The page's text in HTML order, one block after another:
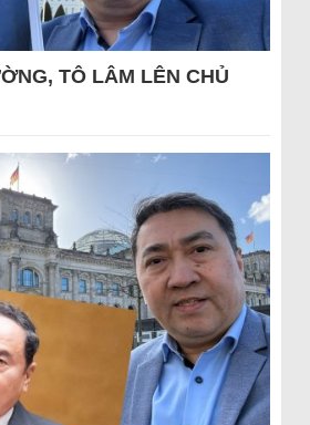
TÔ LÂM LÊN CHỦ